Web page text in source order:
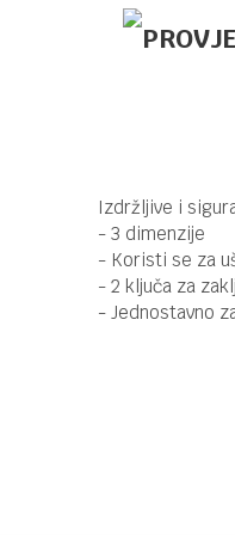
Izdržljive i
- 3 dimenzije
- Koristi se za
- 2 ključa za
- Jednostavno